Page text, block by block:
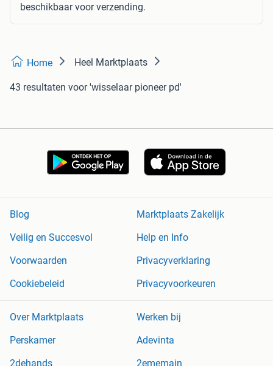
beschikbaar voor verzending.
Home Heel Marktplaats
43 resultaten voor 'wisselaar pioneer pd'
Blog
Marktplaats Zakelijk
Veilig en Succesvol
Help en Info
Voorwaarden
Privacyverklaring
Cookiebeleid
Privacyvoorkeuren
Over Marktplaats
Werken bij
Perskamer
Adevinta
2dehands
2ememain